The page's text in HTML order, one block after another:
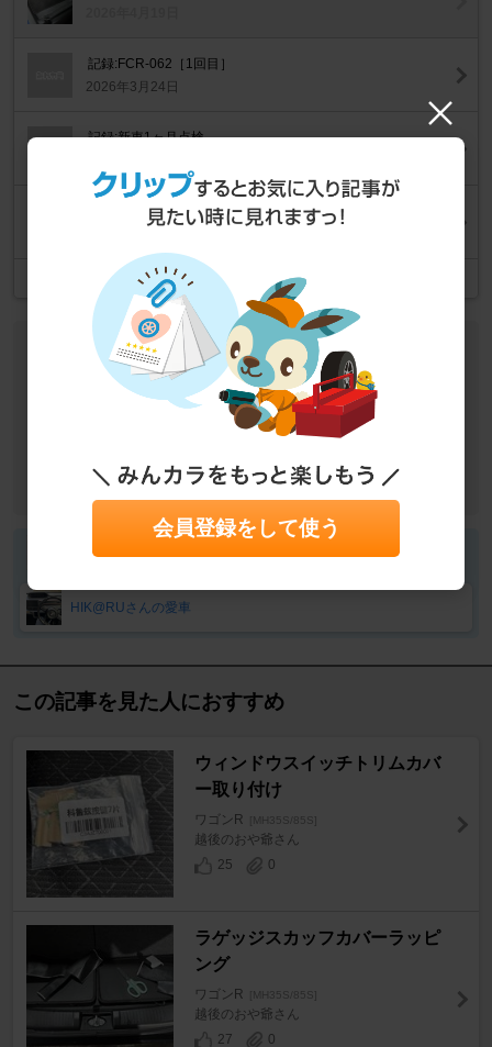
記録:FCR-062［1回目］
2026年3月24日
記録:新車1ヶ月点検
記録:ラグナット交換
記事一覧
作業データ
スズキ ワゴンR
その他
その他
DIY
HIK@RUさん
HIK@RUさんの愛車
この記事を見た人におすすめ
ウィンドウスイッチトリムカバ
ー取り付け
ワゴンR [MH35S/85S]
越後のおや爺さん
25
0
ラゲッジスカッフカバーラッピ
ング
ワゴンR [MH35S/85S]
越後のおや爺さん
27
0
会員登録をして使う